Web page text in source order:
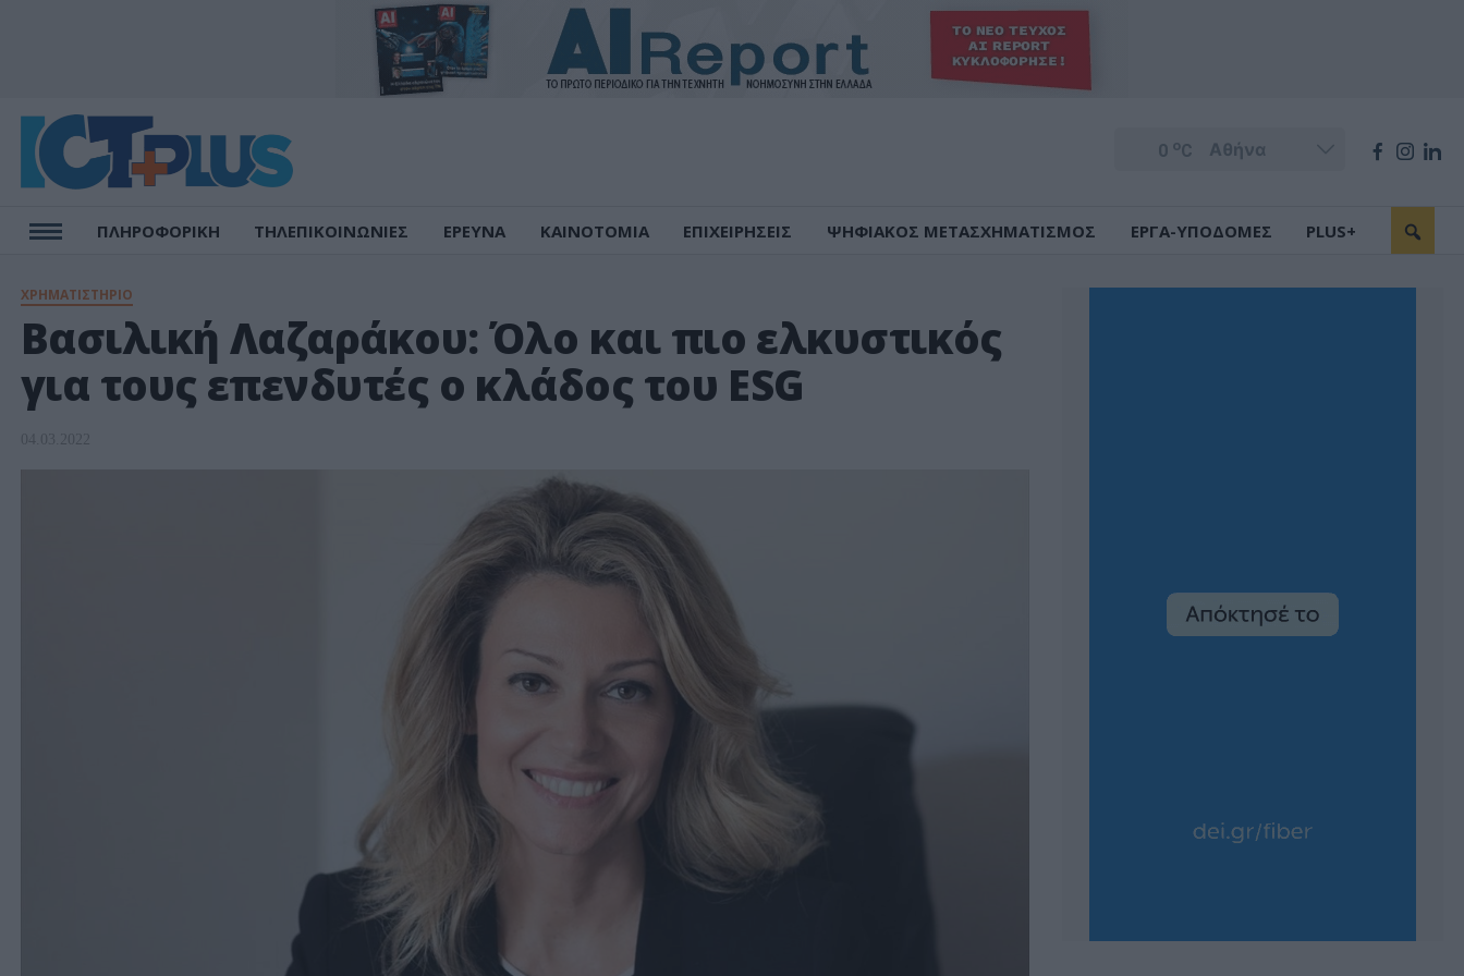
0 oC
ΠΛΗΡΟΦΟΡΙΚΗ ΤΗΛΕΠΙΚΟΙΝΩΝΙΕΣ ΕΡΕΥΝΑ ΚΑΙΝΟΤΟΜΙΑ ΕΠΙΧΕΙΡΗΣΕΙΣ ΨΗΦΙΑΚΟΣ ΜΕΤΑΣΧΗΜΑΤΙΣΜΟΣ ΕΡΓΑ-ΥΠΟΔΟΜΕΣ PLUS+
ΧΡΗΜΑΤΙΣΤΗΡΙΟ
Βασιλική Λαζαράκου: Όλο και πιο ελκυστικός
για τους επενδυτές ο κλάδος του ESG
04.03.2022